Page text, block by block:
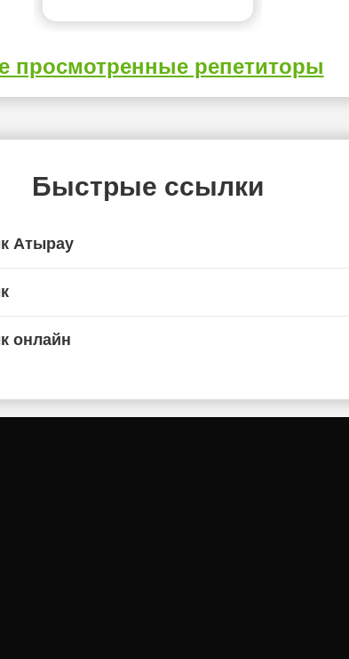
просмотренные репетиторы
Быстрые ссылки
Атырау
онлайн